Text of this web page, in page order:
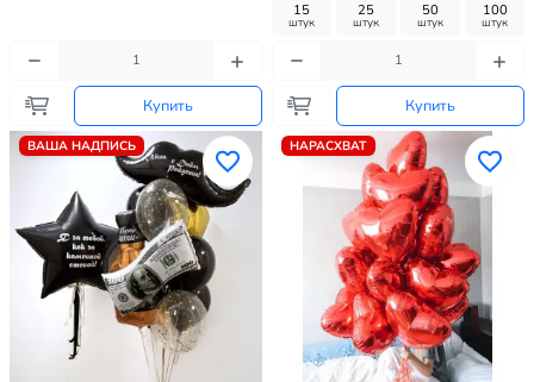
Купить
15
штук
25
штук
50
штук
100
штук
Купить
ВАША НАДПИСЬ НАРАСХВАТ